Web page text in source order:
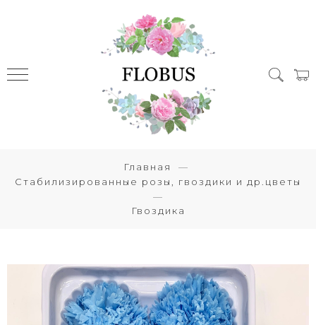
Главная
Стабилизированные розы, гвоздики и др.цветы
Гвоздика